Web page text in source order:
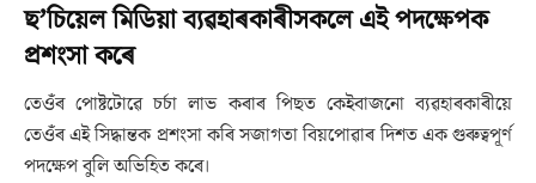
ছ’চিয়েল মিডিয়া ব্যৱহাৰকাৰীসকলে এই পদক্ষেপক
প্ৰশংসা কৰে
তেওঁৰ পোষ্টটোৱে চৰ্চা লাভ কৰাৰ পিছত কেইবাজনো ব্যৱহাৰকাৰীয়ে
তেওঁৰ এই সিদ্ধান্তক প্ৰশংসা কৰি সজাগতা বিয়পোৱাৰ দিশত এক গুৰুত্বপূৰ্ণ
পদক্ষেপ বুলি অভিহিত কৰে।